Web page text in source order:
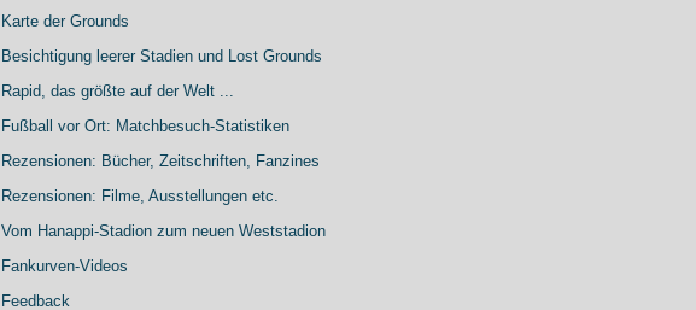
Karte der Grounds
Besichtigung leerer Stadien und Lost Grounds
Rapid, das größte auf der Welt ...
Fußball vor Ort: Matchbesuch-Statistiken
Rezensionen: Bücher, Zeitschriften, Fanzines
Rezensionen: Filme, Ausstellungen etc.
Vom Hanappi-Stadion zum neuen Weststadion
Fankurven-Videos
Feedback